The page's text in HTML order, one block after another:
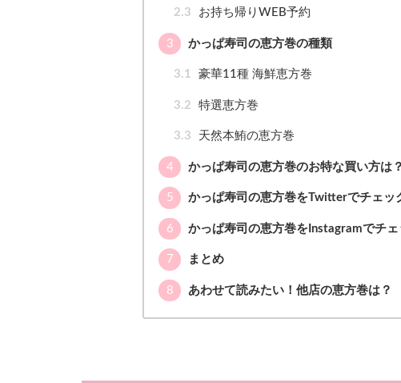
2.3 お持ち帰りWEB予約
3 かっぱ寿司の恵方巻の種類
3.1 豪華11種 海鮮恵方巻
3.2 特選恵方巻
3.3 天然本鮪の恵方巻
4 かっぱ寿司の恵方巻のお特な買い方は？
5 かっぱ寿司の恵方巻をTwitterでチェッ
6 かっぱ寿司の恵方巻をInstagramでチェ
7 まとめ
8 あわせて読みたい！他店の恵方巻は？